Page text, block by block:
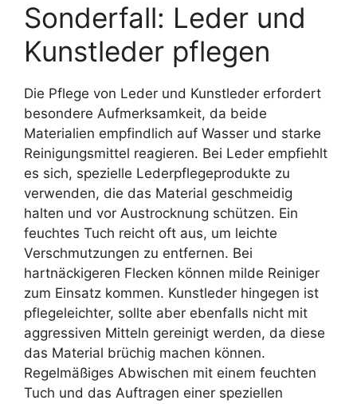
Sonderfall: Leder und
Kunstleder pflegen
Die Pflege von Leder und Kunstleder erfordert
besondere Aufmerksamkeit, da beide
Materialien empfindlich auf Wasser und starke
Reinigungsmittel reagieren. Bei Leder empfiehlt
es sich, spezielle Lederpflegeprodukte zu
verwenden, die das Material geschmeidig
halten und vor Austrocknung schützen. Ein
feuchtes Tuch reicht oft aus, um leichte
Verschmutzungen zu entfernen. Bei
hartnäckigeren Flecken können milde Reiniger
zum Einsatz kommen. Kunstleder hingegen ist
pflegeleichter, sollte aber ebenfalls nicht mit
aggressiven Mitteln gereinigt werden, da diese
das Material brüchig machen können.
Regelmäßiges Abwischen mit einem feuchten
Tuch und das Auftragen einer speziellen